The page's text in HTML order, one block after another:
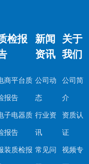
检报
商平台质
报告
子电器质
报告
装质检报
新闻
资讯
公司动
态
行业资
讯
常见问
关于
我们
公司简
介
资质认
证
视频专